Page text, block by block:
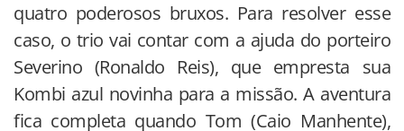
quatro poderosos bruxos. Para resolver esse
caso, o trio vai contar com a ajuda do porteiro
Severino (Ronaldo Reis), que empresta sua
Kombi azul novinha para a missão. A aventura
fica completa quando Tom (Caio Manhente),